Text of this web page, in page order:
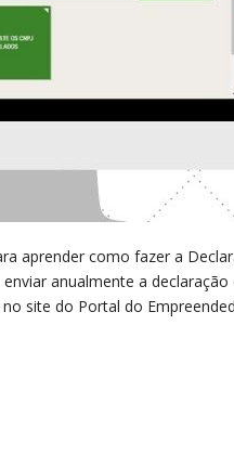
aprender como fazer a
anualmente a
site do Portal do